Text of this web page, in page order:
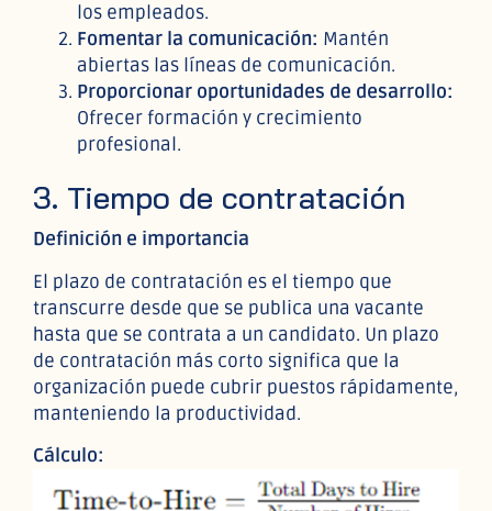
los empleados.
Fomentar la comunicación: Mantén
abiertas las líneas de comunicación.
Proporcionar oportunidades de desarrollo:
Ofrecer formación y crecimiento
profesional.
3. Tiempo de contratación
Definición e importancia
El plazo de contratación es el tiempo que
transcurre desde que se publica una vacante
hasta que se contrata a un candidato. Un plazo
de contratación más corto significa que la
organización puede cubrir puestos rápidamente,
manteniendo la productividad.
Cálculo: